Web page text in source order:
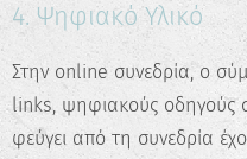
4. Ψηφιακό Υλικό
Στην online συνεδρία, ο
links, ψηφιακούς οδηγούς
φεύγει από τη συνεδρία